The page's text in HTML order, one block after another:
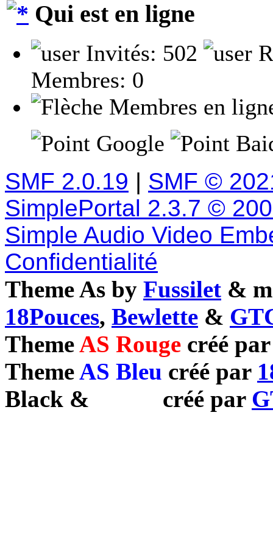
Qui est en ligne
Invités: 502
Membres: 0
Membres en
Google
SMF 2.0.19 | SMF ©
SimplePortal 2.3.7 ©
Simple Audio Video
Confidentialité
Theme As by Fussilet &
18Pouces, Bewlette &
ThemeAS Rouge créé
ThemeAS Bleu créé par
Black & créé par